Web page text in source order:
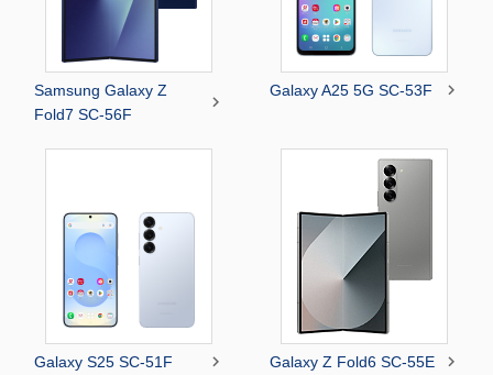
Samsung Galaxy Z
Fold7 SC-56F

Galaxy A25 5G SC-53F 
Galaxy S25 SC-51F  Galaxy Z Fold6 SC-55E 